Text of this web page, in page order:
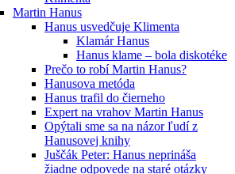
Martin Hanus
Hanus usvedčuje Klimenta
Klamár Hanus
Hanus klame – bola diskotéke
Prečo to robí Martin Hanus?
Hanusova metóda
Hanus trafil do čierneho
Expert na vrahov Martin Hanus
Opýtali sme sa na názor ľudí z
Hanusovej knihy
Juščák Peter: Hanus neprináša
žiadne odpovede na staré otázky